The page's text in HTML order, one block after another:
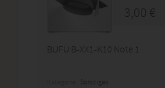
3,00 €
BUFÜ B-XX1-K10 Note 1
Sonstiges